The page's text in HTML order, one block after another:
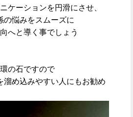
ケーションを円滑にさせ、
の悩みをスムーズに
へと導く事でしょう
の石ですので
溜め込みやすい人にもお勧め